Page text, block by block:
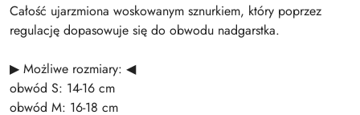
Całość ujarzmiona woskowanym sznurkiem, który poprzez
regulację dopasowuje się do obwodu nadgarstka.
▶ Możliwe rozmiary: ◀
obwód S: 14-16 cm
obwód M: 16-18 cm